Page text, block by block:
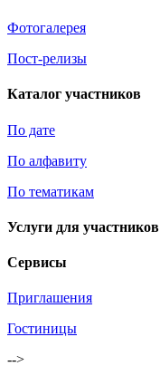
Фотогалерея
Пост-релизы
Каталог участников
По дате
По алфавиту
По тематикам
Услуги для участников
Сервисы
Приглашения
Гостиницы
-->